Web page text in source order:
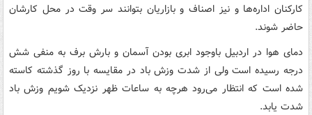
کارکنان اداره‌ها و نیز اصناف و بازاریان بتوانند سر وقت در محل کارشان
حاضر شوند.
دمای هوا در اردبیل باوجود ابری بودن آسمان و بارش برف به منفی شش
درجه رسیده است ولی از شدت وزش باد در مقایسه با روز گذشته کاسته
شده است که انتظار می‌رود هرچه به ساعات ظهر نزدیک شویم وزش باد
شدت یابد.